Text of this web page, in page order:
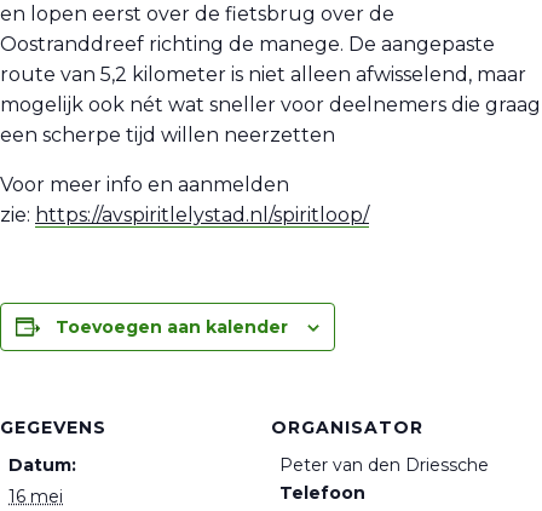
en lopen eerst over de fietsbrug over de
Oostranddreef richting de manege. De aangepaste
route van 5,2 kilometer is niet alleen afwisselend, maar
mogelijk ook nét wat sneller voor deelnemers die graag
een scherpe tijd willen neerzetten
Voor meer info en aanmelden
zie: https://avspiritlelystad.nl/spiritloop/
Toevoegen aan kalender
GEGEVENS
Datum:
16 mei
ORGANISATOR
Peter van den Driessche
Telefoon